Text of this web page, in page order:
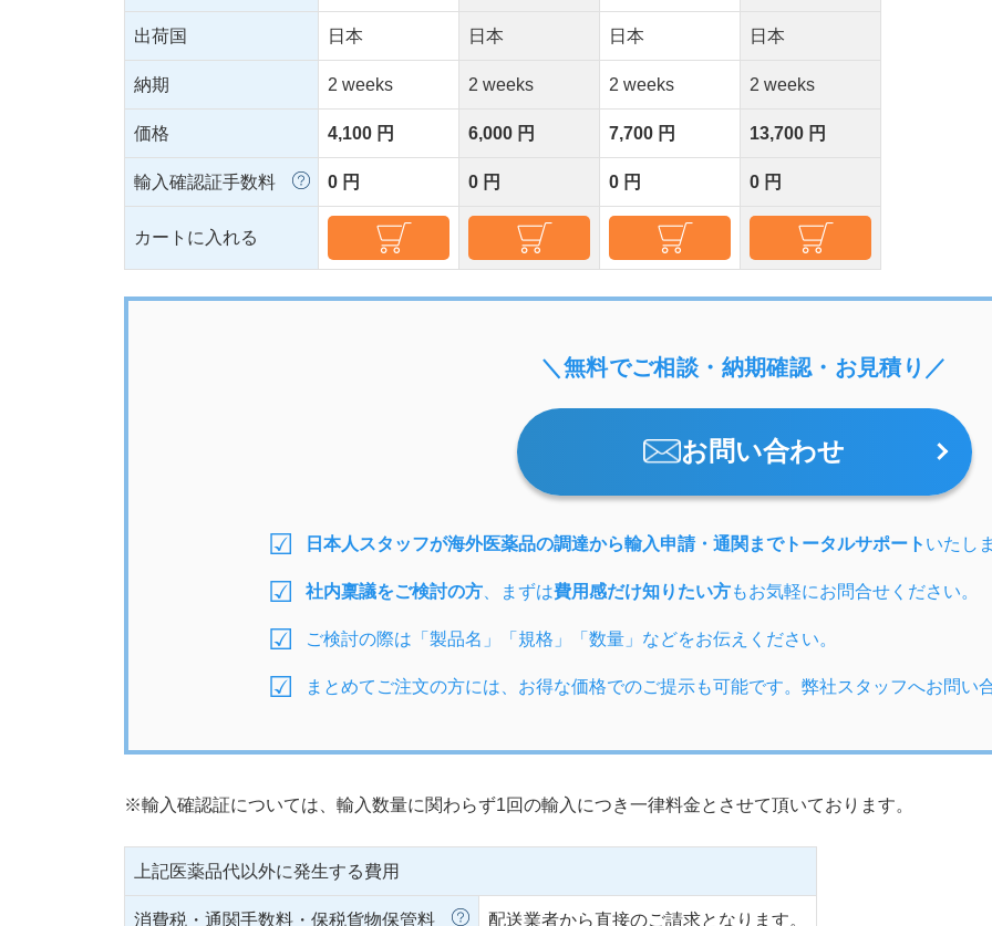
出荷国 日本 日本 日本 日本
納期 2 weeks 2 weeks 2 weeks 2 weeks
価格 4,100 円 6,000 円 7,700 円 13,700 円
輸入確認証手数料 0 円 0 円 0 円 0 円
カートに入れる
＼無料でご相談・納期確認・お見積り／
お問い合わせ
日本人スタッフが海外医薬品の調達から輸入申請・通関までトータルサポート いたし
社内稟議をご検討の方 、まずは費用感だけ知りたい方もお気軽にお問合せください。
ご検討の際は「製品名」「規格」「数量」などをお伝えください。
まとめてご注文の方には、お得な価格でのご提示も可能です。弊社スタッフへお問い
※輸入確認証については、輸入数量に関わらず1回の輸入につき一律料金とさせて頂いております。
上記医薬品代以外に発生する費用
消費税・通関手数料・保税貨物保管料 配送業者から直接のご請求となります。